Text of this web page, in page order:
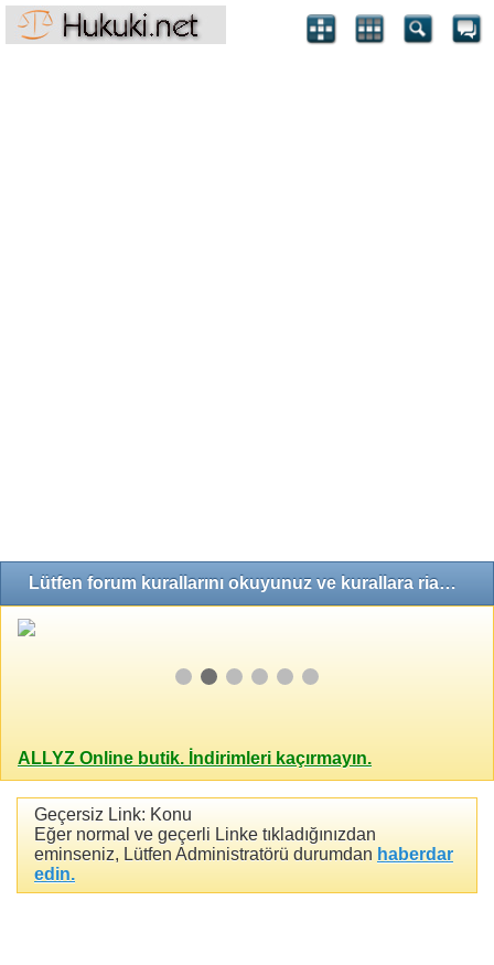
Lütfen forum kurallarını okuyunuz ve kurallara riayet ediniz!
ALLYZ Online butik. İndirimleri kaçırmayın.
Geçersiz Link: Konu
Eğer normal ve geçerli Linke tıkladığınızdan
eminseniz, Lütfen Administratörü durumdan haberdar
edin.